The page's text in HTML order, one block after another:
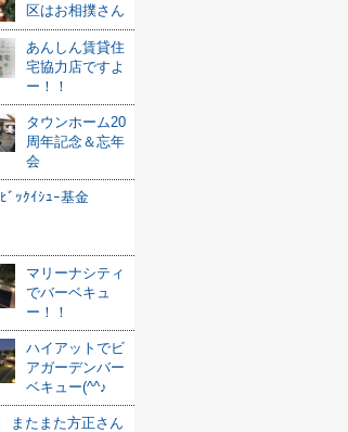
区はお相撲さん
あんしん賃貸住
宅協力店ですよ
ー！！
タウンホーム20
周年記念＆忘年
会
ﾋﾞｯｸｲｼｭｰ基金
マリーナシティ
でバーベキュ
ー！！
ハイアットでビ
アガーデンバー
ベキュー(^^♪
またまた方正さん